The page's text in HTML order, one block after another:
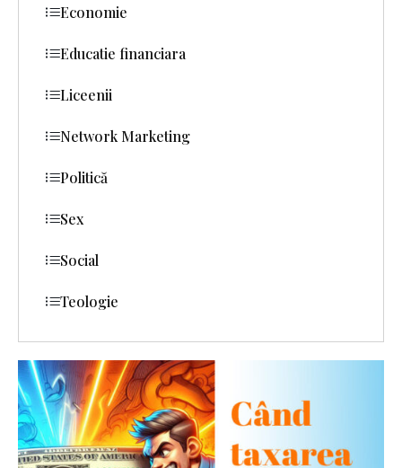
Economie
Educatie financiara
Liceenii
Network Marketing
Politică
Sex
Social
Teologie